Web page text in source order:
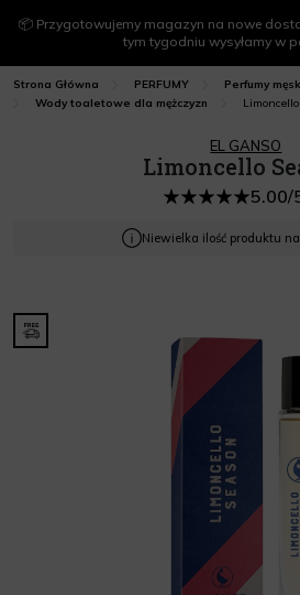
📦 Przygotowujemy magazyn na nowe
tym tygodniu wysyłamy w
Strona Główna PERFUMY
Perfumy
Wody toaletowe dla mężczyzn
EL GANSO
Limoncello
5.00/
Niewielka ilość produktu